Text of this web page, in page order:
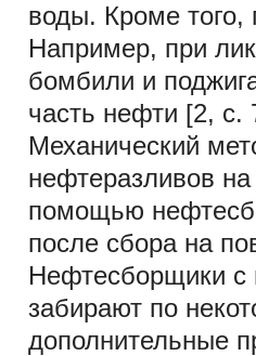
воды. Кроме того,
Например, при
бомбили и
часть нефти [2, с.
Механический
нефтеразливов
помощью
после сбора на
Нефтесборщики с
забирают по
дополнительные